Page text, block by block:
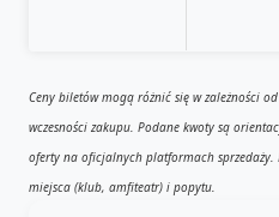
Ceny biletów mogą różnić się w zależności
wczesności zakupu. Podane kwoty są
oferty na oficjalnych platformach sprzedaży.
miejsca (klub, amfiteatr) i popytu.